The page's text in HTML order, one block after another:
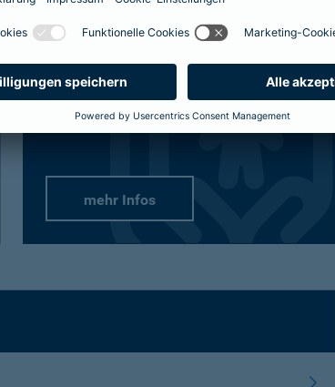
Passend-für-Kinder-Schutz: Wählen Sie
stellen Sie sich gezielt die Produkte
zusammen.
mehr Infos